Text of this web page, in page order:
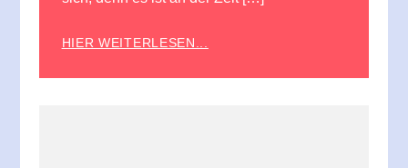
HIER WEITERLESEN...